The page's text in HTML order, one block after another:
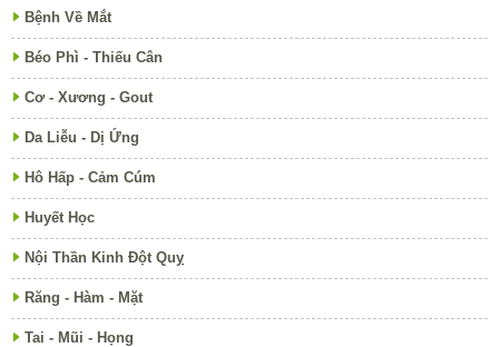
Bệnh Về Mắt
Béo Phì - Thiếu Cân
Cơ - Xương - Gout
Da Liễu - Dị Ứng
Hô Hấp - Cảm Cúm
Huyết Học
Nội Thần Kinh Đột Quỵ
Răng - Hàm - Mặt
Tai - Mũi - Họng